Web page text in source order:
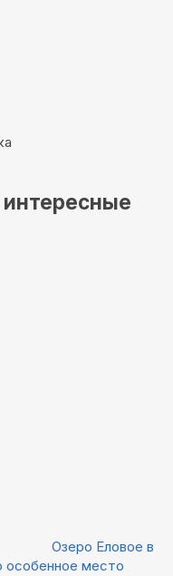
Озеро Еловое в
особенное место